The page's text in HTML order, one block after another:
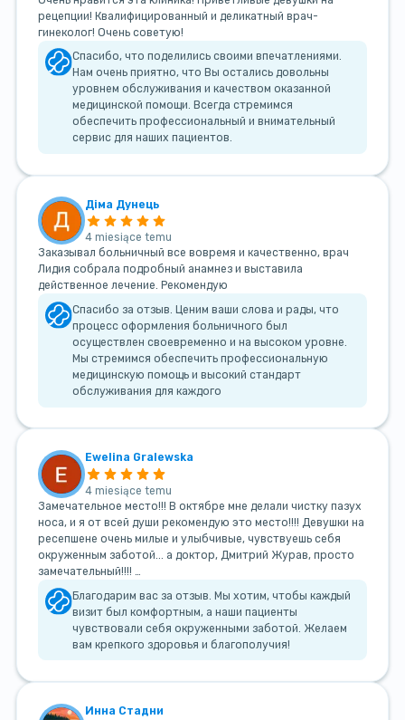
рецепции! Квалифицированный и деликатный врач-
гинеколог! Очень советую!
Спасибо, что поделились своими впечатлениями.
Нам очень приятно, что Вы остались довольны
уровнем обслуживания и качеством оказанной
медицинской помощи. Всегда стремимся
обеспечить профессиональный и внимательный
сервис для наших пациентов.
Діма Дунець
4 miesiące temu
Заказывал больничный все вовремя и качественно, врач
Лидия собрала подробный анамнез и выставила
действенное лечение. Рекомендую
Спасибо за отзыв. Ценим ваши слова и рады, что
процесс оформления больничного был
осуществлен своевременно и на высоком уровне.
Мы стремимся обеспечить профессиональную
медицинскую помощь и высокий стандарт
обслуживания для каждого
Ewelina Gralewska
4 miesiące temu
Замечательное место!!! В октябре мне делали чистку пазух
носа, и я от всей души рекомендую это место!!!! Девушки на
ресепшене очень милые и улыбчивые, чувствуешь себя
окруженным заботой... а доктор, Дмитрий Журав, просто
замечательный!!!! …
Благодарим вас за отзыв. Мы хотим, чтобы каждый
визит был комфортным, а наши пациенты
чувствовали себя окруженными заботой. Желаем
вам крепкого здоровья и благополучия!
Инна Стадни